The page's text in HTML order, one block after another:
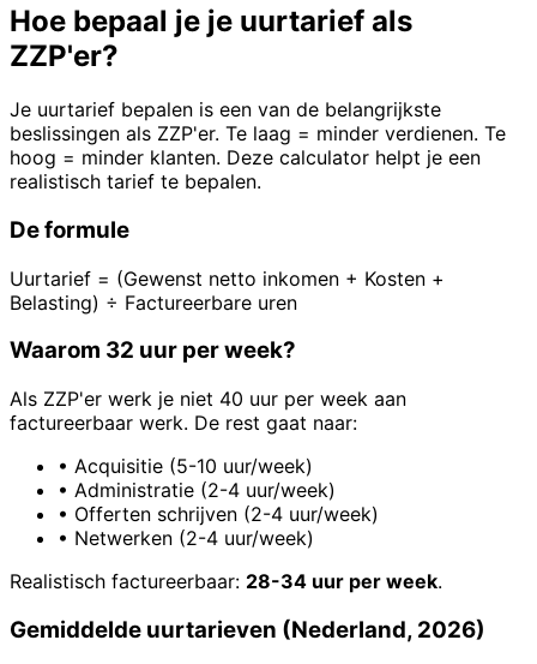
Hoe bepaal je je uurtarief als
ZZP'er?
Je uurtarief bepalen is een van de belangrijkste
beslissingen als ZZP'er. Te laag = minder verdienen. Te
hoog = minder klanten. Deze calculator helpt je een
realistisch tarief te bepalen.
De formule
Uurtarief = (Gewenst netto inkomen + Kosten +
Belasting) ÷ Factureerbare uren
Waarom 32 uur per week?
Als ZZP'er werk je niet 40 uur per week aan
factureerbaar werk. De rest gaat naar:
• Acquisitie (5-10 uur/week)
• Administratie (2-4 uur/week)
• Offerten schrijven (2-4 uur/week)
• Netwerken (2-4 uur/week)
Realistisch factureerbaar: 28-34 uur per week.
Gemiddelde uurtarieven (Nederland, 2026)